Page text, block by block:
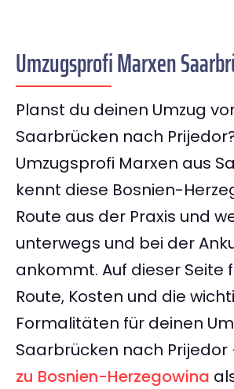
Umzugsprofi Marxen
Planst du deinen Umzug
Saarbrücken nach
Umzugsprofi Marxen aus
kennt diese Bosnien-
Route aus der Praxis und
unterwegs und bei der
ankommt. Auf dieser Seite
Route, Kosten und die
Formalitäten für deinen
Saarbrücken nach Prijedor
zu Bosnien-Herzegowina